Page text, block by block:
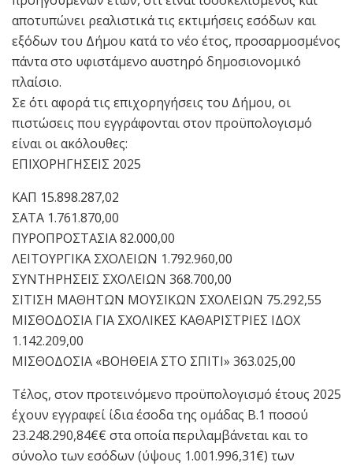
αποτυπώνει ρεαλιστικά τις εκτιμήσεις εσόδων και
εξόδων του Δήμου κατά το νέο έτος, προσαρμοσμένος
πάντα στο υφιστάμενο αυστηρό δημοσιονομικό
πλαίσιο.
Σε ότι αφορά τις επιχορηγήσεις του Δήμου, οι
πιστώσεις που εγγράφονται στον προϋπολογισμό
είναι οι ακόλουθες:
ΕΠΙΧΟΡΗΓΗΣΕΙΣ 2025
ΚΑΠ 15.898.287,02
ΣΑΤΑ 1.761.870,00
ΠΥΡΟΠΡΟΣΤΑΣΙΑ 82.000,00
ΛΕΙΤΟΥΡΓΙΚΑ ΣΧΟΛΕΙΩΝ 1.792.960,00
ΣΥΝΤΗΡΗΣΕΙΣ ΣΧΟΛΕΙΩΝ 368.700,00
ΣΙΤΙΣΗ ΜΑΘΗΤΩΝ ΜΟΥΣΙΚΩΝ ΣΧΟΛΕΙΩΝ 75.292,55
ΜΙΣΘΟΔΟΣΙΑ ΓΙΑ ΣΧΟΛΙΚΕΣ ΚΑΘΑΡΙΣΤΡΙΕΣ ΙΔΟΧ
1.142.209,00
ΜΙΣΘΟΔΟΣΙΑ «ΒΟΗΘΕΙΑ ΣΤΟ ΣΠΙΤΙ» 363.025,00
Τέλος, στον προτεινόμενο προϋπολογισμό έτους 2025
έχουν εγγραφεί ίδια έσοδα της ομάδας Β.1 ποσού
23.248.290,84€€ στα οποία περιλαμβάνεται και το
σύνολο των εσόδων (ύψους 1.001.996,31€) των